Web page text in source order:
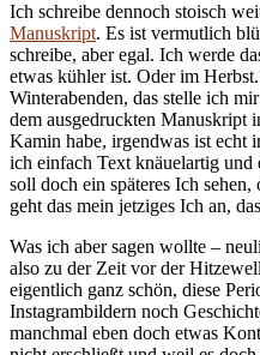
Ich schreibe dennoch stoisch
Manuskript. Es ist vermutlich
schreibe, aber egal. Ich werde
etwas kühler ist. Oder im
Winterabenden, das stelle ich
dem ausgedruckten Manuskript
Kamin habe, irgendwas ist echt
ich einfach Text knäuelartig und
soll doch ein späteres Ich
geht das mein jetziges Ich an,
Was ich aber sagen wollte –
also zu der Zeit vor der
eigentlich ganz schön, diese
Instagrambildern noch
manchmal eben doch etwas